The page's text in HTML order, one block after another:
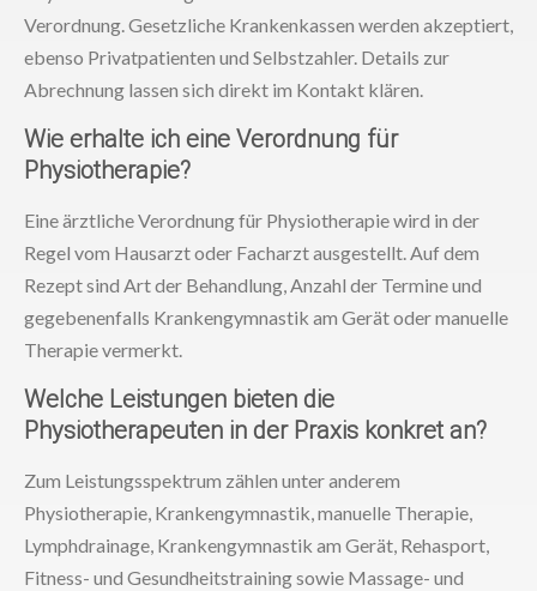
Verordnung. Gesetzliche Krankenkassen werden akzeptiert,
ebenso Privatpatienten und Selbstzahler. Details zur
Abrechnung lassen sich direkt im Kontakt klären.
Wie erhalte ich eine Verordnung für
Physiotherapie?
Eine ärztliche Verordnung für Physiotherapie wird in der
Regel vom Hausarzt oder Facharzt ausgestellt. Auf dem
Rezept sind Art der Behandlung, Anzahl der Termine und
gegebenenfalls Krankengymnastik am Gerät oder manuelle
Therapie vermerkt.
Welche Leistungen bieten die
Physiotherapeuten in der Praxis konkret an?
Zum Leistungsspektrum zählen unter anderem
Physiotherapie, Krankengymnastik, manuelle Therapie,
Lymphdrainage, Krankengymnastik am Gerät, Rehasport,
Fitness- und Gesundheitstraining sowie Massage- und